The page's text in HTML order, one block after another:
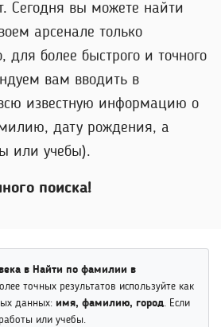
Сегодня вы можете найти
арсенале только
более быстрого и точного
вам вводить в
известную информацию о
дату рождения, а
или учебы).
поиска!
в Найти по фамилии в
точных результатов используйте как
данных: имя, фамилию, город. Если
или учебы.